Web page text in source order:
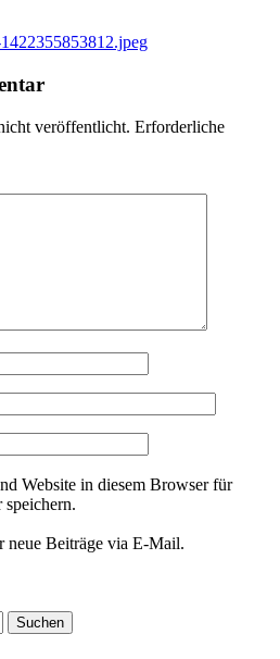
veröffentlicht. Erforderliche
Website in diesem Browser für
speichern.
neue Beiträge via E-Mail.